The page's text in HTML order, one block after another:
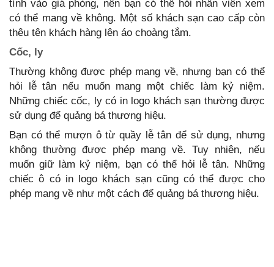
tính vào giá phòng, nên bạn có thể hỏi nhân viên xem
có thể mang về không. Một số khách sạn cao cấp còn
thêu tên khách hàng lên áo choàng tắm.
Cốc, ly
Thường không được phép mang về, nhưng bạn có thể
hỏi lễ tân nếu muốn mang một chiếc làm kỷ niệm.
Những chiếc cốc, ly có in logo khách sạn thường được
sử dụng để quảng bá thương hiệu.
Bạn có thể mượn ô từ quầy lễ tân để sử dụng, nhưng
không thường được phép mang về. Tuy nhiên, nếu
muốn giữ làm kỷ niệm, bạn có thể hỏi lễ tân. Những
chiếc ô có in logo khách sạn cũng có thể được cho
phép mang về như một cách để quảng bá thương hiệu.